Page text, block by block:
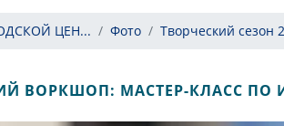
ЦЕН... Фото Творческий сезон
ВОРКШОП: МАСТЕР-КЛАСС ПО